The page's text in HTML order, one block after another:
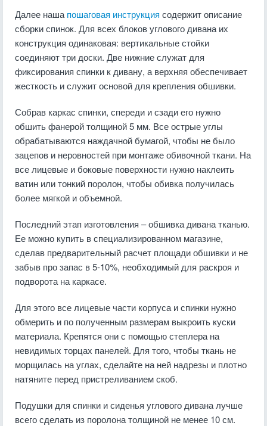
Далее наша пошаговая инструкция содержит описание
сборки спинок. Для всех блоков углового дивана их
конструкция одинаковая: вертикальные стойки
соединяют три доски. Две нижние служат для
фиксирования спинки к дивану, а верхняя обеспечивает
жесткость и служит основой для крепления обшивки.
Собрав каркас спинки, спереди и сзади его нужно
обшить фанерой толщиной 5 мм. Все острые углы
обрабатываются наждачной бумагой, чтобы не было
зацепов и неровностей при монтаже обивочной ткани. На
все лицевые и боковые поверхности нужно наклеить
ватин или тонкий поролон, чтобы обивка получилась
более мягкой и объемной.
Последний этап изготовления – обшивка дивана тканью.
Ее можно купить в специализированном магазине,
сделав предварительный расчет площади обшивки и не
забыв про запас в 5-10%, необходимый для раскроя и
подворота на каркасе.
Для этого все лицевые части корпуса и спинки нужно
обмерить и по полученным размерам выкроить куски
материала. Крепятся они с помощью степлера на
невидимых торцах панелей. Для того, чтобы ткань не
морщилась на углах, сделайте на ней надрезы и плотно
натяните перед пристреливанием скоб.
Подушки для спинки и сиденья углового дивана лучше
всего сделать из поролона толщиной не менее 10 см.